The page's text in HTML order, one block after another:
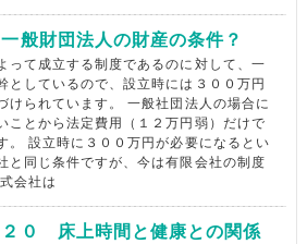
般財団法人の財産の条件？
って成立する制度であるのに対して、一
としているので、設立時には３００万円
けられています。 一般社団法人の場合に
ことから法定費用（１２万円弱）だけで
。 設立時に３００万円が必要になるとい
と同じ条件ですが、今は有限会社の制度
会社は
０ 床上時間と健康との関係